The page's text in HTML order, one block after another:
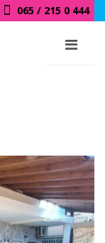
065 / 215 0 444